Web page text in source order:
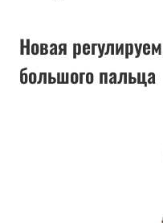
Новая
большого пальца